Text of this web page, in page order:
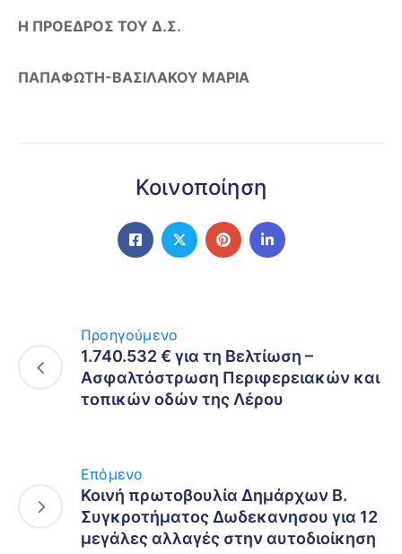
Η ΠΡΟΕΔΡΟΣ ΤΟΥ Δ.Σ.
ΠΑΠΑΦΩΤΗ-ΒΑΣΙΛΑΚΟΥ ΜΑΡΙΑ
Κοινοποίηση
Προηγούμενο
1.740.532 € για τη Βελτίωση –
Ασφαλτόστρωση Περιφερειακών και
τοπικών οδών της Λέρου
Επόμενο
Κοινή πρωτοβουλία Δημάρχων Β.
Συγκροτήματος Δωδεκανησου για 12
μεγάλες αλλαγές στην αυτοδιοίκηση